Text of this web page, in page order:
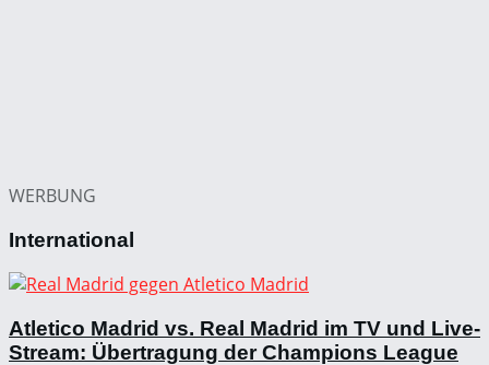
WERBUNG
International
Atletico Madrid vs. Real Madrid im TV und Live-
Stream: Übertragung der Champions League